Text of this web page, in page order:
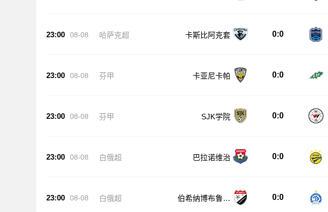
23:00 08-08 哈萨克超 卡斯比阿克套 0:0
23:00 08-08 芬甲 卡亚尼卡帕 0:0
23:00 08-08 芬甲 SJK学院 0:0
23:00 08-08 白俄超 巴拉诺维治 0:0
23:00 08-08 白俄超
伯希纳博布鲁伊
0:0